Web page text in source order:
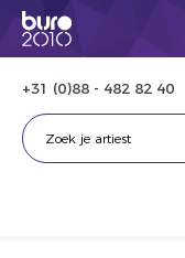
+31 (0)88 - 482 82 40